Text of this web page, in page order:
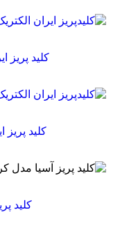
کلید پریز
کلید پریز
کلید